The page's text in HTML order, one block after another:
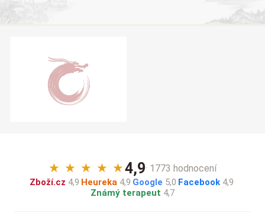
★ ★ ★ ★ ★4,9· 1773 hodnocení
Zboží.cz 4,9·Heureka 4,9·Google 5,0·Facebook 4,9·
Známý terapeut 4,7